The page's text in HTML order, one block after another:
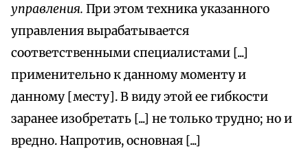
управления. При этом техника указанного
управления вырабатывается
соответственными специалистами [...]
применительно к данному моменту и
данному [месту]. В виду этой ее гибкости
заранее изобретать [...] не только трудно; но и
вредно. Напротив, основная [...]